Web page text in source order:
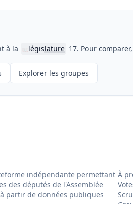
à la 📖législature 17. Pour
Explorer les groupes
indépendante permettant
des députés de l'Assemblée
partir de données publiques
À